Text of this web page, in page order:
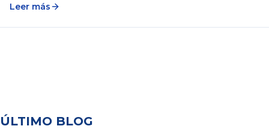
Leer más
ÚLTIMO BLOG